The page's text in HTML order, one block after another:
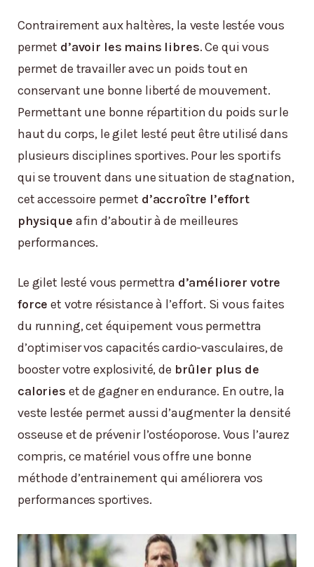
Contrairement aux haltères, la veste lestée vous
permet d’avoir les mains libres. Ce qui vous
permet de travailler avec un poids tout en
conservant une bonne liberté de mouvement.
Permettant une bonne répartition du poids sur le
haut du corps, le gilet lesté peut être utilisé dans
plusieurs disciplines sportives. Pour les sportifs
qui se trouvent dans une situation de stagnation,
cet accessoire permet d’accroître l’effort
physique afin d’aboutir à de meilleures
performances.
Le gilet lesté vous permettra d’améliorer votre
force et votre résistance à l’effort. Si vous faites
du running, cet équipement vous permettra
d’optimiser vos capacités cardio-vasculaires, de
booster votre explosivité, de brûler plus de
calories et de gagner en endurance. En outre, la
veste lestée permet aussi d’augmenter la densité
osseuse et de prévenir l’ostéoporose. Vous l’aurez
compris, ce matériel vous offre une bonne
méthode d’entrainement qui améliorera vos
performances sportives.